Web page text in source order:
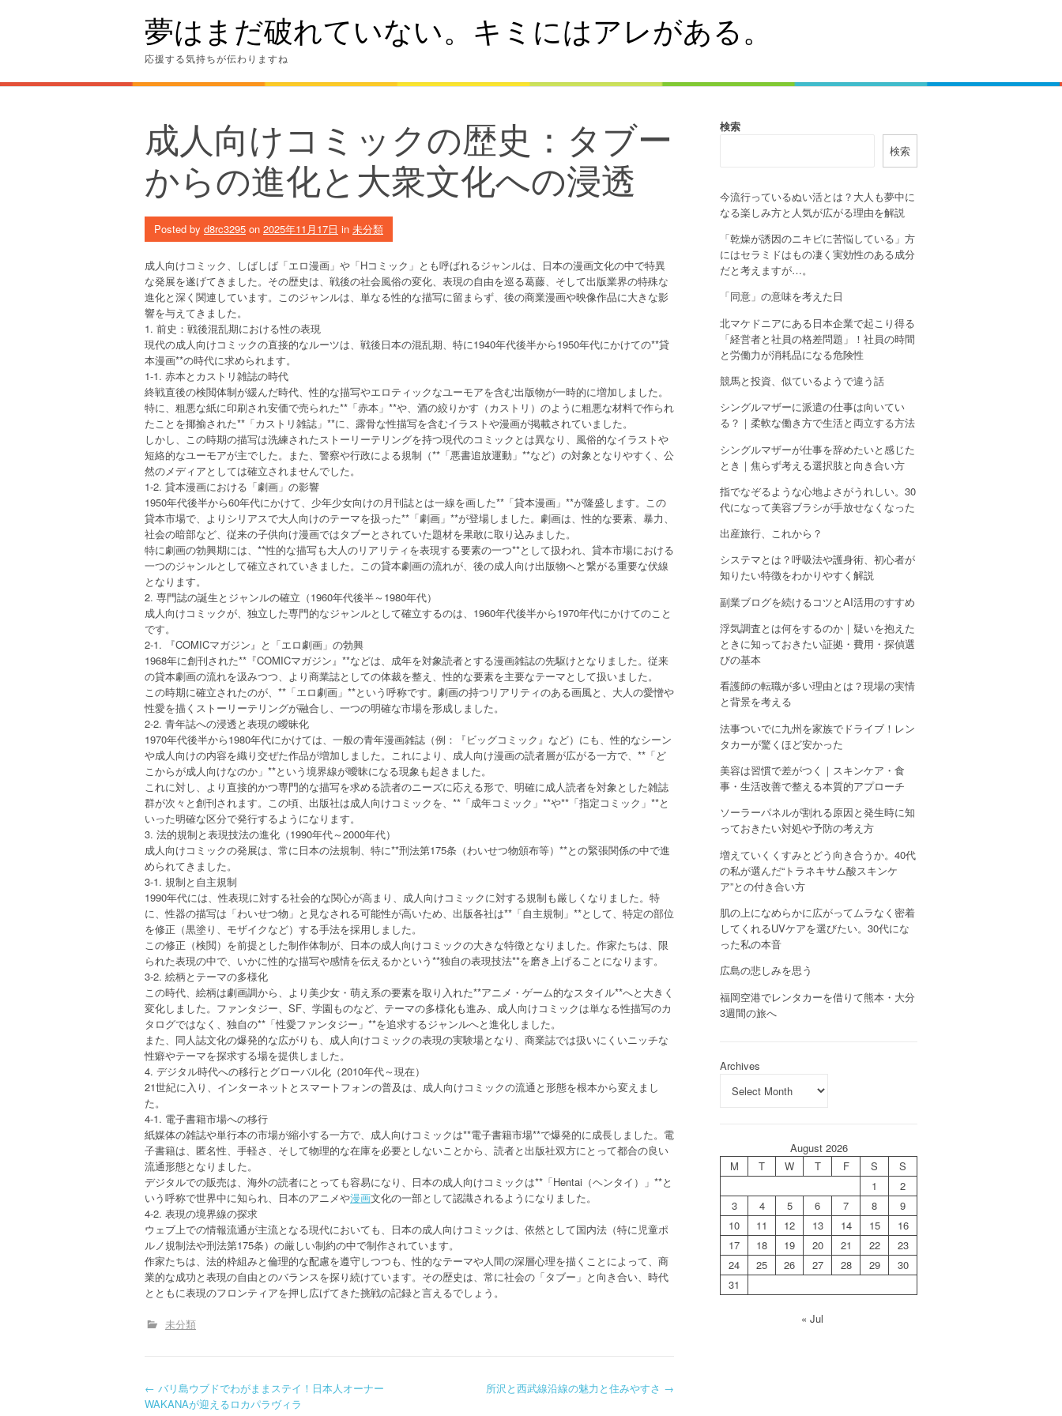
夢はまだ破れていない。キミにはアレがある。
応援する気持ちが伝わりますね
成人向けコミックの歴史：タブー
からの進化と大衆文化への浸透
Posted by d8rc3295 on 2025年11月17日 in 未分類
成人向けコミック、しばしば「エロ漫画」や「Hコミック」とも呼ばれるジャンルは、日本の漫画文化の中で特異
な発展を遂げてきました。その歴史は、戦後の社会風俗の変化、表現の自由を巡る葛藤、そして出版業界の特殊な
進化と深く関連しています。このジャンルは、単なる性的な描写に留まらず、後の商業漫画や映像作品に大きな影
響を与えてきました。
1. 前史：戦後混乱期における性の表現
現代の成人向けコミックの直接的なルーツは、戦後日本の混乱期、特に1940年代後半から1950年代にかけての**貸
本漫画**の時代に求められます。
1-1. 赤本とカストリ雑誌の時代
終戦直後の検閲体制が緩んだ時代、性的な描写やエロティックなユーモアを含む出版物が一時的に増加しました。
特に、粗悪な紙に印刷され安価で売られた**「赤本」**や、酒の絞りかす（カストリ）のように粗悪な材料で作られ
たことを揶揄された**「カストリ雑誌」**に、露骨な性描写を含むイラストや漫画が掲載されていました。
しかし、この時期の描写は洗練されたストーリーテリングを持つ現代のコミックとは異なり、風俗的なイラストや
短絡的なユーモアが主でした。また、警察や行政による規制（**「悪書追放運動」**など）の対象となりやすく、公
然のメディアとしては確立されませんでした。
1-2. 貸本漫画における「劇画」の影響
1950年代後半から60年代にかけて、少年少女向けの月刊誌とは一線を画した**「貸本漫画」**が隆盛します。この
貸本市場で、よりシリアスで大人向けのテーマを扱った**「劇画」**が登場しました。劇画は、性的な要素、暴力、
社会の暗部など、従来の子供向け漫画ではタブーとされていた題材を果敢に取り込みました。
特に劇画の勃興期には、**性的な描写も大人のリアリティを表現する要素の一つ**として扱われ、貸本市場における
一つのジャンルとして確立されていきました。この貸本劇画の流れが、後の成人向け出版物へと繋がる重要な伏線
となります。
2. 専門誌の誕生とジャンルの確立（1960年代後半～1980年代）
成人向けコミックが、独立した専門的なジャンルとして確立するのは、1960年代後半から1970年代にかけてのこと
です。
2-1. 『COMICマガジン』と「エロ劇画」の勃興
1968年に創刊された**『COMICマガジン』**などは、成年を対象読者とする漫画雑誌の先駆けとなりました。従来
の貸本劇画の流れを汲みつつ、より商業誌としての体裁を整え、性的な要素を主要なテーマとして扱いました。
この時期に確立されたのが、**「エロ劇画」**という呼称です。劇画の持つリアリティのある画風と、大人の愛憎や
性愛を描くストーリーテリングが融合し、一つの明確な市場を形成しました。
2-2. 青年誌への浸透と表現の曖昧化
1970年代後半から1980年代にかけては、一般の青年漫画雑誌（例：『ビッグコミック』など）にも、性的なシーン
や成人向けの内容を織り交ぜた作品が増加しました。これにより、成人向け漫画の読者層が広がる一方で、**「ど
こからが成人向けなのか」**という境界線が曖昧になる現象も起きました。
これに対し、より直接的かつ専門的な描写を求める読者のニーズに応える形で、明確に成人読者を対象とした雑誌
群が次々と創刊されます。この頃、出版社は成人向けコミックを、**「成年コミック」**や**「指定コミック」**と
いった明確な区分で発行するようになります。
3. 法的規制と表現技法の進化（1990年代～2000年代）
成人向けコミックの発展は、常に日本の法規制、特に**刑法第175条（わいせつ物頒布等）**との緊張関係の中で進
められてきました。
3-1. 規制と自主規制
1990年代には、性表現に対する社会的な関心が高まり、成人向けコミックに対する規制も厳しくなりました。特
に、性器の描写は「わいせつ物」と見なされる可能性が高いため、出版各社は**「自主規制」**として、特定の部位
を修正（黒塗り、モザイクなど）する手法を採用しました。
この修正（検閲）を前提とした制作体制が、日本の成人向けコミックの大きな特徴となりました。作家たちは、限
られた表現の中で、いかに性的な描写や感情を伝えるかという**独自の表現技法**を磨き上げることになります。
3-2. 絵柄とテーマの多様化
この時代、絵柄は劇画調から、より美少女・萌え系の要素を取り入れた**アニメ・ゲーム的なスタイル**へと大きく
変化しました。ファンタジー、SF、学園ものなど、テーマの多様化も進み、成人向けコミックは単なる性描写のカ
タログではなく、独自の**「性愛ファンタジー」**を追求するジャンルへと進化しました。
また、同人誌文化の爆発的な広がりも、成人向けコミックの表現の実験場となり、商業誌では扱いにくいニッチな
性癖やテーマを探求する場を提供しました。
4. デジタル時代への移行とグローバル化（2010年代～現在）
21世紀に入り、インターネットとスマートフォンの普及は、成人向けコミックの流通と形態を根本から変えまし
た。
4-1. 電子書籍市場への移行
紙媒体の雑誌や単行本の市場が縮小する一方で、成人向けコミックは**電子書籍市場**で爆発的に成長しました。電
子書籍は、匿名性、手軽さ、そして物理的な在庫を必要としないことから、読者と出版社双方にとって都合の良い
流通形態となりました。
デジタルでの販売は、海外の読者にとっても容易になり、日本の成人向けコミックは**「Hentai（ヘンタイ）」**と
いう呼称で世界中に知られ、日本のアニメや漫画文化の一部として認識されるようになりました。
4-2. 表現の境界線の探求
ウェブ上での情報流通が主流となる現代においても、日本の成人向けコミックは、依然として国内法（特に児童ポ
ルノ規制法や刑法第175条）の厳しい制約の中で制作されています。
作家たちは、法的枠組みと倫理的な配慮を遵守しつつも、性的なテーマや人間の深層心理を描くことによって、商
業的な成功と表現の自由とのバランスを探り続けています。その歴史は、常に社会の「タブー」と向き合い、時代
とともに表現のフロンティアを押し広げてきた挑戦の記録と言えるでしょう。
未分類
P
← バリ島ウブドでわがままステイ！日本人オーナー
WAKANAが迎えるロカパラヴィラ
所沢と西武線沿線の魅力と住みやすさ →
検索
検索
今流行っているぬい活とは？大人も夢中に
なる楽しみ方と人気が広がる理由を解説
「乾燥が誘因のニキビに苦悩している」方
にはセラミドはもの凄く実効性のある成分
だと考えますが…。
「同意」の意味を考えた日
北マケドニアにある日本企業で起こり得る
「経営者と社員の格差問題」！社員の時間
と労働力が消耗品になる危険性
競馬と投資、似ているようで違う話
シングルマザーに派遣の仕事は向いてい
る？｜柔軟な働き方で生活と両立する方法
シングルマザーが仕事を辞めたいと感じた
とき｜焦らず考える選択肢と向き合い方
指でなぞるような心地よさがうれしい。30
代になって美容ブラシが手放せなくなった
出産旅行、これから？
システマとは？呼吸法や護身術、初心者が
知りたい特徴をわかりやすく解説
副業ブログを続けるコツとAI活用のすすめ
浮気調査とは何をするのか｜疑いを抱えた
ときに知っておきたい証拠・費用・探偵選
びの基本
看護師の転職が多い理由とは？現場の実情
と背景を考える
法事ついでに九州を家族でドライブ！レン
タカーが驚くほど安かった
美容は習慣で差がつく｜スキンケア・食
事・生活改善で整える本質的アプローチ
ソーラーパネルが割れる原因と発生時に知
っておきたい対処や予防の考え方
増えていくくすみとどう向き合うか。40代
の私が選んだ“トラネキサム酸スキンケ
ア”との付き合い方
肌の上になめらかに広がってムラなく密着
してくれるUVケアを選びたい。30代にな
った私の本音
広島の悲しみを思う
福岡空港でレンタカーを借りて熊本・大分
3週間の旅へ
Archives
August 2026
M
T W T F S
S
1
2
3
4 5 6 7 8
9
10
11 12 13 14 15
16
17
18 19 20 21 22
23
24
25 26 27 28 29
30
31
« Jul